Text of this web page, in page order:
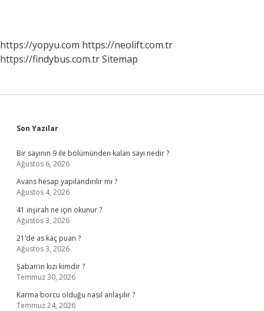
https://yopyu.com https://neolift.com.tr
https://findybus.com.trSitemap
Sidebar
Son Yazılar
Bir sayının 9 ile bölümünden kalan sayı nedir ?
Ağustos 6, 2026
Avans hesap yapılandırılır mı ?
Ağustos 4, 2026
41 inşirah ne için okunur ?
Ağustos 3, 2026
21’de as kaç puan ?
Ağustos 3, 2026
Şaban’ın kızı kimdir ?
Temmuz 30, 2026
Karma borcu olduğu nasıl anlaşılır ?
Temmuz 24, 2026